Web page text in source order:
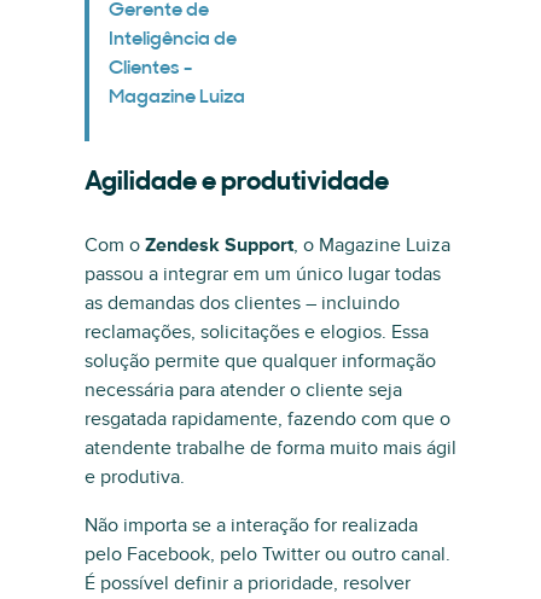
Gerente de
Inteligência de
Clientes -
Magazine Luiza
Agilidade e produtividade
Com o Zendesk Support, o Magazine Luiza
passou a integrar em um único lugar todas
as demandas dos clientes – incluindo
reclamações, solicitações e elogios. Essa
solução permite que qualquer informação
necessária para atender o cliente seja
resgatada rapidamente, fazendo com que o
atendente trabalhe de forma muito mais ágil
e produtiva.
Não importa se a interação for realizada
pelo Facebook, pelo Twitter ou outro canal.
É possível definir a prioridade, resolver